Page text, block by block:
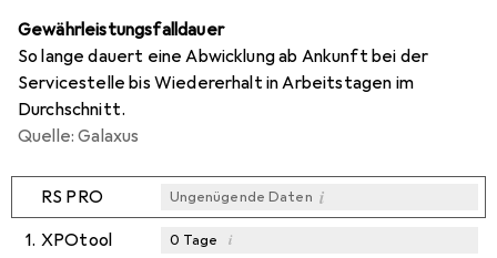
Gewährleistungsfalldauer
So lange dauert eine Abwicklung ab Ankunft bei der
Servicestelle bis Wiedererhalt in Arbeitstagen im
Durchschnitt.
Quelle: Galaxus
RS PRO Ungenügende Daten i
1. XPOtool 0 Tage i